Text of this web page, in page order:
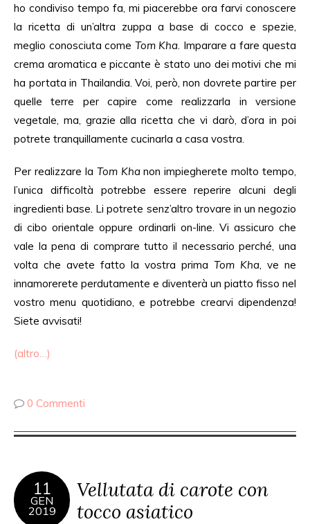
ho condiviso tempo fa, mi piacerebbe ora farvi conoscere
la ricetta di un’altra zuppa a base di cocco e spezie,
meglio conosciuta come Tom Kha . Imparare a fare questa
crema aromatica e piccante è stato uno dei motivi che mi
ha portata in Thailandia. Voi, però, non dovrete partire per
quelle terre per capire come realizzarla in versione
vegetale, ma, grazie alla ricetta che vi darò, d’ora in poi
potrete tranquillamente cucinarla a casa vostra.
Per realizzare la Tom Khanon impiegherete molto tempo,
l’unica difficoltà potrebbe essere reperire alcuni degli
ingredienti base. Li potrete senz’altro trovare in un negozio
di cibo orientale oppure ordinarli on-line. Vi assicuro che
vale la pena di comprare tutto il necessario perché, una
volta che avete fatto la vostra prima Tom Kha , ve ne
innamorerete perdutamente e diventerà un piatto fisso nel
vostro menu quotidiano, e potrebbe crearvi dipendenza!
Siete avvisati!
(altro…)
0 Commenti
11
GEN
2019
Vellutata di carote con
tocco asiatico